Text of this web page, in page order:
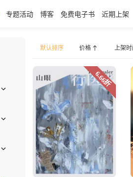
专题活动 博客 免费电子书 近期上架
全部书籍
独家好书
作者推荐——约翰·派
注释书专区
编辑推荐
近期上架
免费电子书
套装优惠
研经与注释
注释
圣经语言
圣经神学
默认排序 价格 上架时